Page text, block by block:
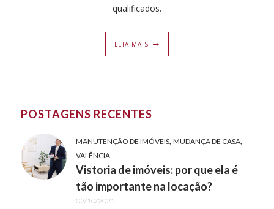
qualificados.
LEIA MAIS
POSTAGENS RECENTES
MANUTENÇÃO DE IMÓVEIS, MUDANÇA DE CASA,
VALÊNCIA
Vistoria de imóveis: por que ela é
tão importante na locação?
02/10/2025